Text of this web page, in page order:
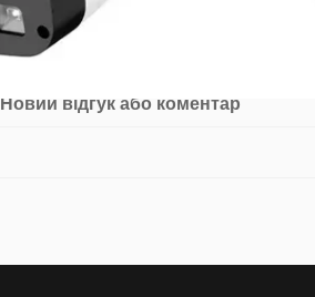
Новий відгук або коментар